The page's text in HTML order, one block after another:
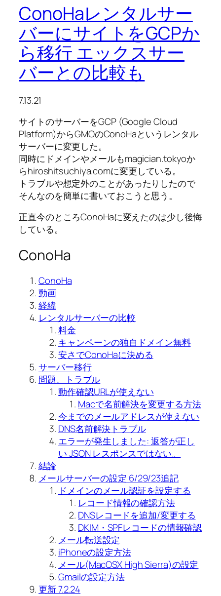
ConoHaレンタルサー
バーにサイトをGCPか
ら移行 エックスサー
バーとの比較も
7.13.21
サイトのサーバーをGCP (Google Cloud
Platform)からGMOのConoHaというレンタル
サーバーに変更した。
同時にドメインやメールもmagician.tokyoか
らhiroshitsuchiya.comに変更している。
トラブルや想定外のことがあったりしたので
そんなのを簡単に書いておこうと思う。
正直今のところConoHaに変えたのは少し後悔
している。
ConoHa
ConoHa
動画
経緯
レンタルサーバーの比較
料金
キャンペーンの独自ドメイン無料
安さでConoHaに決める
サーバー移行
問題、トラブル
動作確認URLが使えない
Macで名前解決を変更する方法
今までのメールアドレスが使えない
DNS名前解決トラブル
エラーが発生しました: 返答が正し
い JSON レスポンスではない。
結論
メールサーバーの設定 6/29/23追記
ドメインのメール認証を設定する
レコード情報の確認方法
DNSレコードを追加/変更する
DKIM・SPFレコードの情報確認
メール転送設定
iPhoneの設定方法
メール(MacOSX High Sierra)の設定
Gmailの設定方法
更新 7.2.24